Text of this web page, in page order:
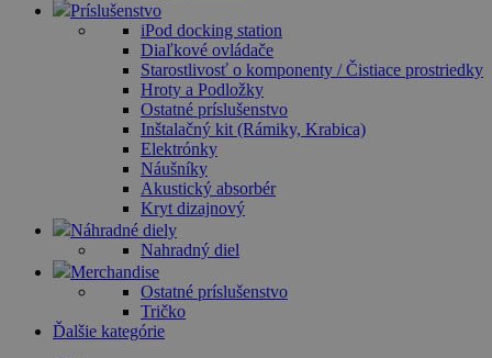
Príslušenstvo
iPod docking station
Diaľkové ovládače
Starostlivosť o komponenty / Čistiace prostriedky
Hroty a Podložky
Ostatné príslušenstvo
Inštalačný kit (Rámiky, Krabica)
Elektrónky
Náušníky
Akustický absorbér
Kryt dizajnový
Náhradné diely
Nahradný diel
Merchandise
Ostatné príslušenstvo
Tričko
Ďalšie kategórie